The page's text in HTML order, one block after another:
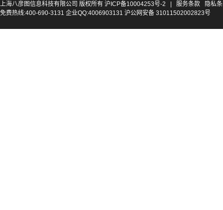
上海八彦图信息科技有限公司 版权所有 沪ICP备10004253号-2 服务条款
隐私
免费热线:400-690-3131 企业QQ:4006903131 沪公网安备 31011502002823号